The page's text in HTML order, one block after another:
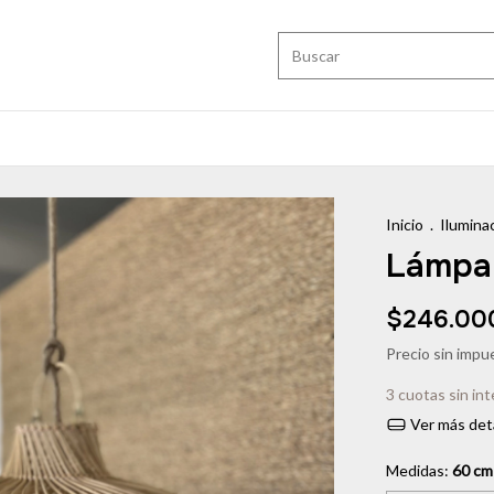
Inicio .
Precio sin
3 cuotas sin
Ver más
Medidas: 60